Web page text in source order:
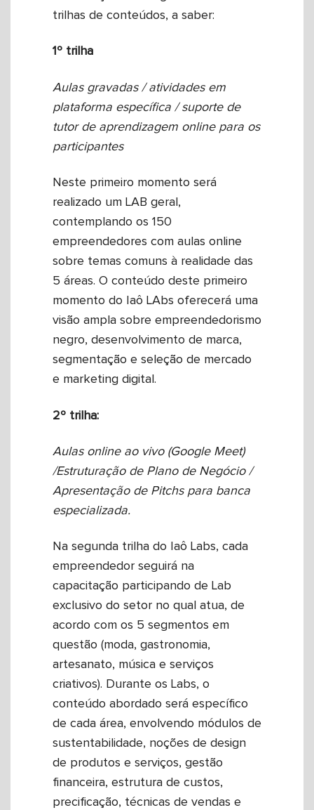
trilhas de conteúdos, a saber:
1º trilha
Aulas gravadas / atividades em
plataforma específica / suporte de
tutor de aprendizagem online para os
participantes
Neste primeiro momento será
realizado um LAB geral,
contemplando os 150
empreendedores com aulas online
sobre temas comuns à realidade das
5 áreas. O conteúdo deste primeiro
momento do Iaô LAbs oferecerá uma
visão ampla sobre empreendedorismo
negro, desenvolvimento de marca,
segmentação e seleção de mercado
e marketing digital.
2º trilha:
Aulas online ao vivo (Google Meet)
/Estruturação de Plano de Negócio /
Apresentação de Pitchs para banca
especializada.
Na segunda trilha do Iaô Labs, cada
empreendedor seguirá na
capacitação participando de Lab
exclusivo do setor no qual atua, de
acordo com os 5 segmentos em
questão (moda, gastronomia,
artesanato, música e serviços
criativos). Durante os Labs, o
conteúdo abordado será específico
de cada área, envolvendo módulos de
sustentabilidade, noções de design
de produtos e serviços, gestão
financeira, estrutura de custos,
precificação, técnicas de vendas e